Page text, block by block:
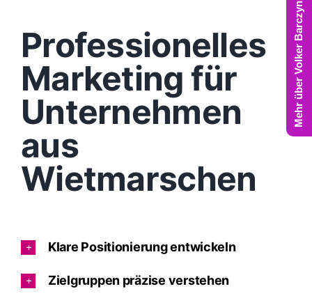
Professionelles
Marketing für
Unternehmen
aus
Wietmarschen
Klare Positionierung entwickeln
Zielgruppen präzise verstehen
Mehr über Volker Barczynski